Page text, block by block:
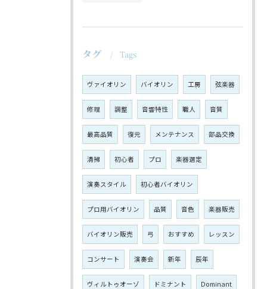
タグ Tags
ヴァイオリン バイオリン 工房 弦楽器
修理 調整 音響特性 職人 音質
最高品質 復元 メンテナンス 部品交換
清掃 初心者 プロ 楽器選定
演奏スタイル 初心者バイオリン
プロ用バイオリン 品質 音色 楽器販売
バイオリン販売 弓 おすすめ レッスン
コンサート 演奏会 新年 辰年
ヴィルトゥオーゾ ドミナント Dominant